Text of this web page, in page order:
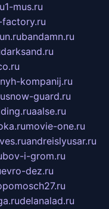
1-mus.ru
factory.ru
bandamn.ru
darksand.ru
kompanij.ru
snow-guard.ru
aalse.ru
movie-one.ru
andreislyusar.ru
i-grom.ru
evro-dez.ru
delanalad.ru